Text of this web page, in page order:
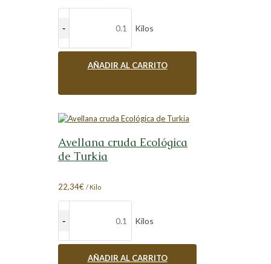
Kilos
AÑADIR AL CARRITO
Avellana cruda Ecológica
de Turkia
22,34€ / Kilo
Kilos
AÑADIR AL CARRITO